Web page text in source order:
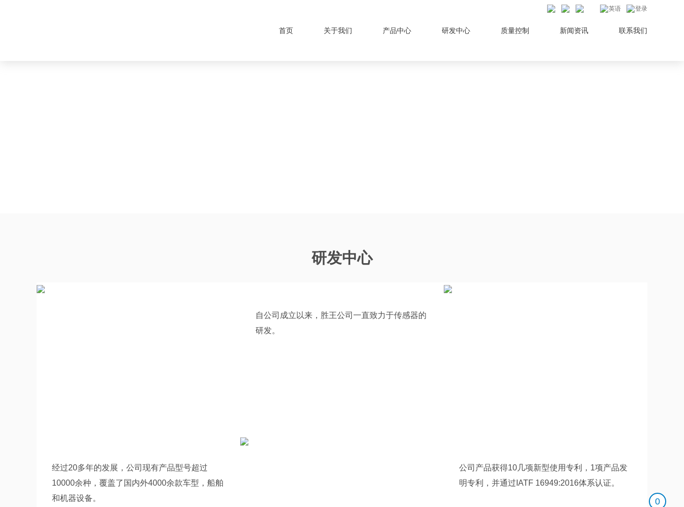
英语 登录
首页 关于我们 产品中心 研发中心 质量控制 新闻资讯 联系我们
0
研发中心
自公司成立以来，胜王公司一直致力于传感器的
研发。
经过20多年的发展，公司现有产品型号超过
10000余种，覆盖了国内外4000余款车型，船舶
和机器设备。
公司产品获得10几项新型使用专利，1项产品发
明专利，并通过IATF 16949:2016体系认证。